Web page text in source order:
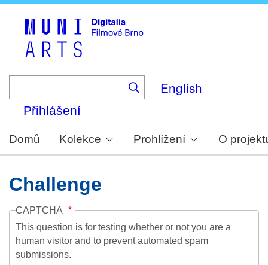
English
Přihlášení
Domů Kolekce Prohlížení O
Challenge
CAPTCHA
This question is for testing whether or not you are a
human visitor and to prevent automated spam
submissions.